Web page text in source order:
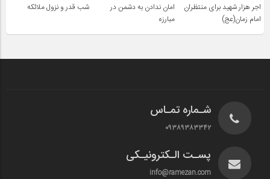
اجر هزار شهید برای منتظران
امام زمان(عج)
امان ندادن به دشمن در
مبارزه
شب قدر و نزول ملائکه
شـماره تمـاس
۰۹۳۸۹۳۸۳۳۴۲
پسـت الـکترونیـکی
info@ramezan.com